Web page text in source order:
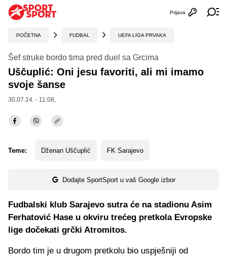
Otvori
Prijava
POČETNA FUDBAL UEFA LIGA PRVAKA
Šef struke bordo tima pred duel sa Grcima
Uščuplić: Oni jesu favoriti, ali mi imamo
svoje šanse
30.07.14. - 11:08,
Teme: Dženan Uščuplić FK Sarajevo
Dodajte SportSport u vaš Google izbor
Fudbalski klub Sarajevo sutra će na stadionu Asim
Ferhatović Hase u okviru trećeg pretkola Evropske
lige dočekati grčki Atromitos.
Bordo tim je u drugom pretkolu bio uspješniji od